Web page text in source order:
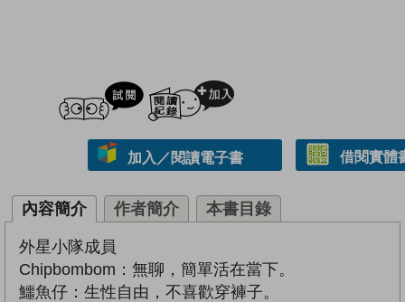
試閲
加入／閱讀電子書 借閱實體
內容簡介 作者簡介 本書目錄
外星小隊成員
Chipbombom：無聊，簡單活在當下。
鱷魚仔：生性自由，不喜歡穿褲子。